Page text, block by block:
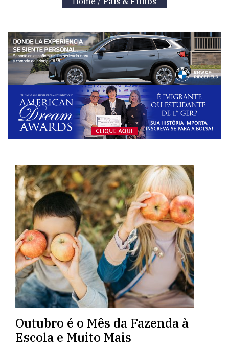
Outubro é o Mês da Fazenda à
Escola e Muito Mais